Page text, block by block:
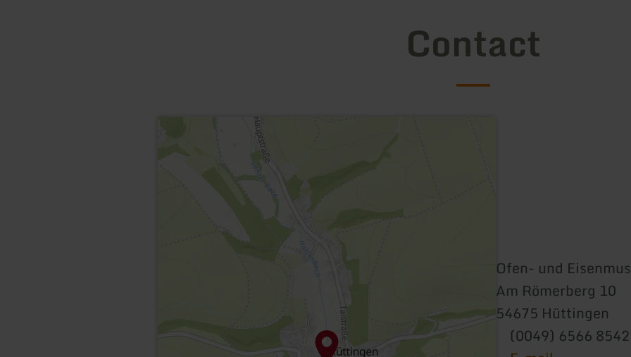
Contact
Ofen- und
Am Römerberg 10
54675 Hüttingen
(0049) 6566 8542